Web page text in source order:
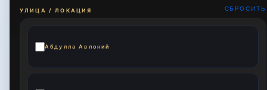
УЛИЦА / ЛОКАЦИЯ СБРОСИТЬ
Абдулла Авлоний